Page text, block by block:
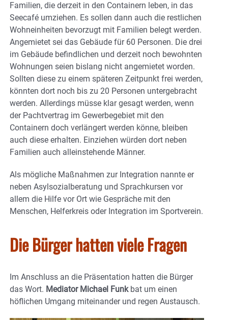
Familien, die derzeit in den Containern leben, in das
Seecafé umziehen. Es sollen dann auch die restlichen
Wohneinheiten bevorzugt mit Familien belegt werden.
Angemietet sei das Gebäude für 60 Personen. Die drei
im Gebäude befindlichen und derzeit noch bewohnten
Wohnungen seien bislang nicht angemietet worden.
Sollten diese zu einem späteren Zeitpunkt frei werden,
könnten dort noch bis zu 20 Personen untergebracht
werden. Allerdings müsse klar gesagt werden, wenn
der Pachtvertrag im Gewerbegebiet mit den
Containern doch verlängert werden könne, bleiben
auch diese erhalten. Einziehen würden dort neben
Familien auch alleinstehende Männer.
Als mögliche Maßnahmen zur Integration nannte er
neben Asylsozialberatung und Sprachkursen vor
allem die Hilfe vor Ort wie Gespräche mit den
Menschen, Helferkreis oder Integration im Sportverein.
Die Bürger hatten viele Fragen
Im Anschluss an die Präsentation hatten die Bürger
das Wort. Mediator Michael Funkbat um einen
höflichen Umgang miteinander und regen Austausch.